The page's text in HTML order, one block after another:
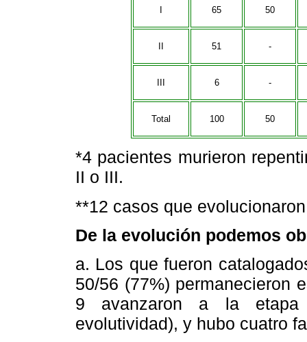
65 50
51 -
6 -
Total 100 50
*4 pacientes murieron
II o III.
**12 casos que
De la evolución podemos
a. Los que fueron
50/56 (77%) permanecieron
9 avanzaron a la etapa
evolutividad), y hubo cuatro